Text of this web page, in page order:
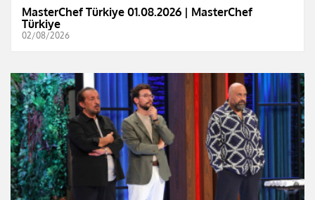
MasterChef Türkiye 01.08.2026 | MasterChef
Türkiye
02/08/2026